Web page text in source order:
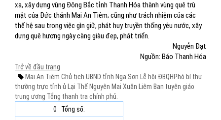
xa, xây dựng vùng Đông Bắc tỉnh Thanh Hóa thành vùng quê trù
mật của Đức thánh Mai An Tiêm; cũng như trách nhiệm của các
thế hệ sau trong việc gìn giữ, phát huy truyền thống yêu nước, xây
dựng quê hương ngày càng giàu đẹp, phát triển.
Nguyễn Đạt
Nguồn: Báo Thanh Hóa
Trở về đầu trang
Mai An Tiêm Chủ tịch UBND tỉnh Nga Sơn Lễ hội ĐBQHPhó bí thư
thường trực tỉnh ủ Lại Thế Nguyên Mai Xuân Liêm Ban tuyên giáo
trung ương Tổng thanh tra chính phủ.
0
Tổng số: